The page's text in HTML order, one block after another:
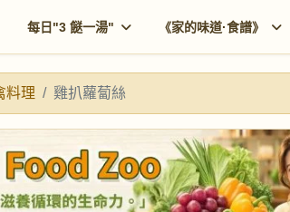
每日"3 餸一湯" 《家的味道·食譜》
料理 雞扒蘿蔔絲